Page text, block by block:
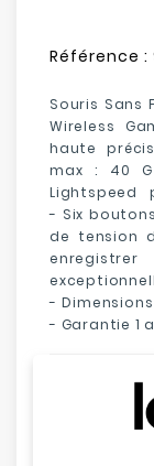
Référence :
Souris Sans
Wireless
haute
max : 40
Lightspeed
- Six
de tension
-Dimensions
- Garantie 1